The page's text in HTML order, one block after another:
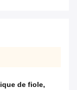
de fiole,